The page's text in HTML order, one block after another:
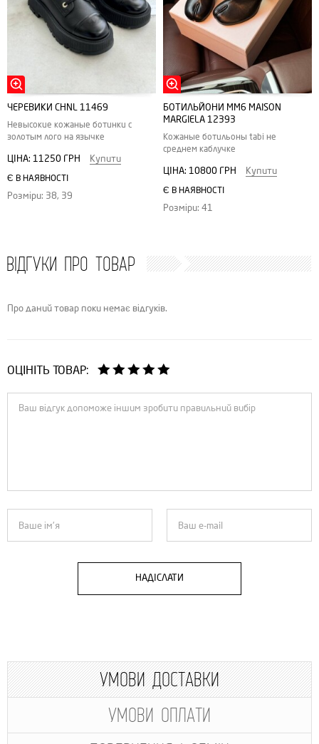
ЧЕРЕВИКИ CHNL 11469
Невысокие кожаные ботинки с
золотым лого на язычке
ЦІНА: 11250 ГРН Купити
Є В НАЯВНОСТІ
Розміри: 38, 39
БОТИЛЬЙОНИ MM6 MAISON
MARGIELA 12393
Кожаные ботильоны tabi не
среднем каблучке
ЦІНА: 10800 ГРН Купити
Є В НАЯВНОСТІ
Розміри: 41
ВІДГУКИ ПРО ТОВАР
Про даний товар поки немає відгуків.
ОЦІНІТЬ ТОВАР:
НАДІСЛАТИ
УМОВИ ДОСТАВКИ
УМОВИ ОПЛАТИ